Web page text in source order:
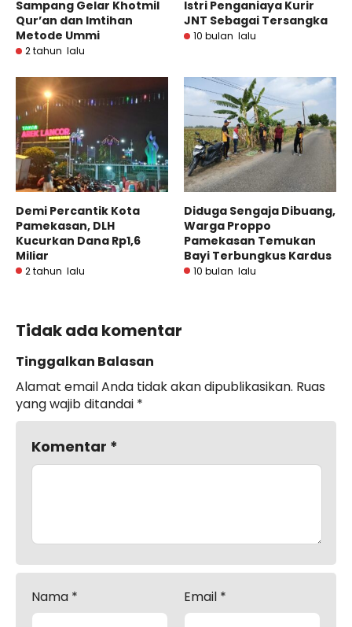
Sampang Gelar Khotmil
Qur’an dan Imtihan
Metode Ummi
2 tahun lalu
Istri Penganiaya Kurir
JNT Sebagai Tersangka
10 bulan lalu
Demi Percantik Kota
Pamekasan, DLH
Kucurkan Dana Rp1,6
Miliar
2 tahun lalu
Diduga Sengaja Dibuang,
Warga Proppo
Pamekasan Temukan
Bayi Terbungkus Kardus
10 bulan lalu
Tidak ada komentar
Tinggalkan Balasan
Alamat email Anda tidak akan dipublikasikan. Ruas
yang wajib ditandai *
Komentar *
Nama * Email *